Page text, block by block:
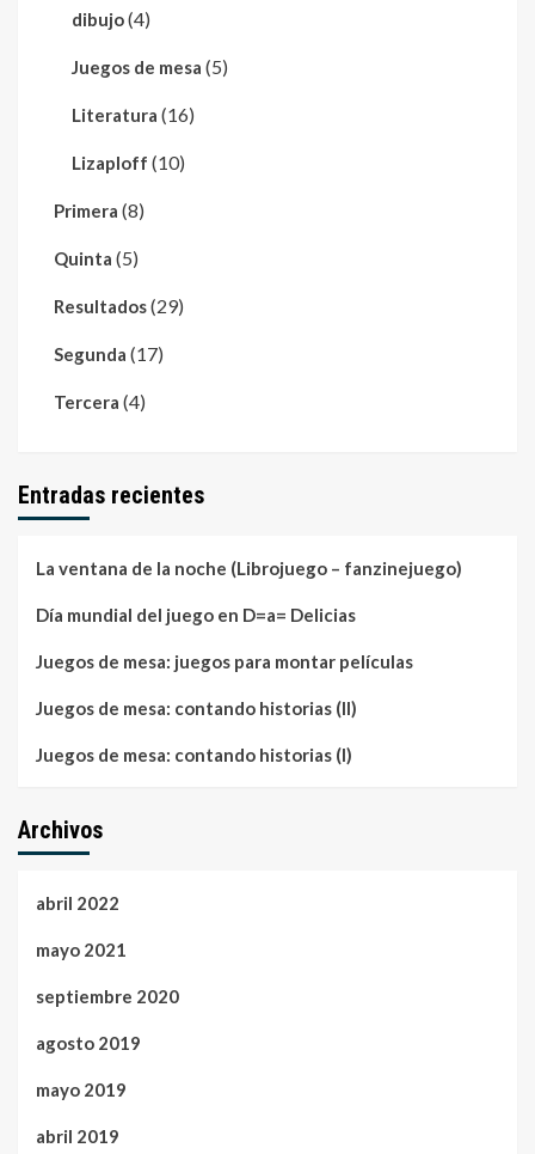
dibujo(4)
Juegos de mesa (5)
Literatura (16)
Lizaploff (10)
Primera (8)
Quinta (5)
Resultados(29)
Segunda (17)
Tercera (4)
Entradas recientes
La ventana de la noche (Librojuego – fanzinejuego)
Día mundial del juego en D=a= Delicias
Juegos de mesa: juegos para montar películas
Juegos de mesa: contando historias (II)
Juegos de mesa: contando historias (I)
Archivos
abril 2022
mayo 2021
septiembre 2020
agosto 2019
mayo 2019
abril 2019